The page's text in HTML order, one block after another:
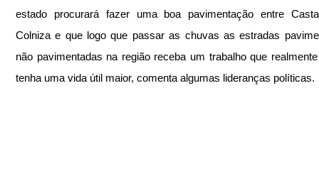
estado procurará fazer uma boa pavimentação entre
Colniza e que logo que passar as chuvas as estradas
não pavimentadas na região receba um trabalho que
tenha uma vida útil maior, comenta algumas lideranças políticas.